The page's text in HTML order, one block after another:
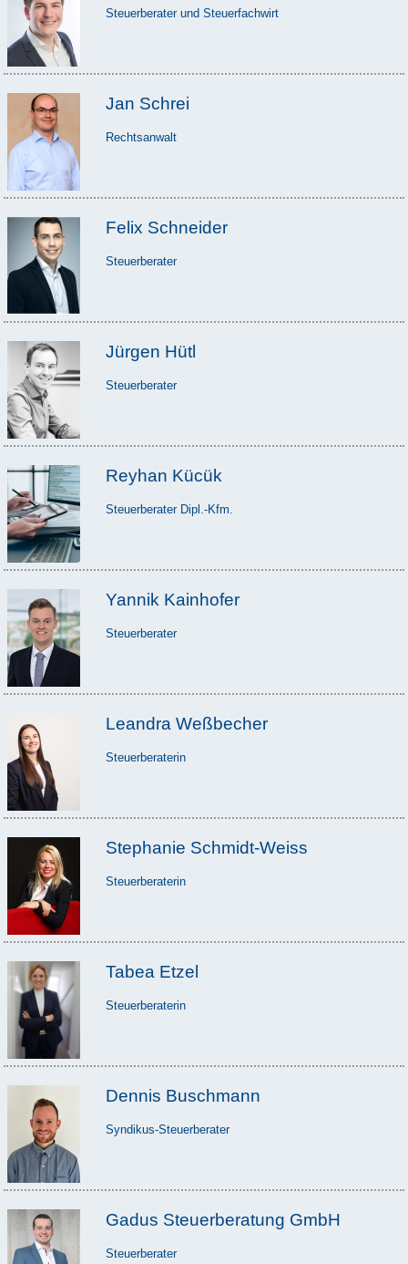
Steuerberater und Steuerfachwirt
Jan Schrei
Rechtsanwalt
Felix Schneider
Steuerberater
Jürgen Hütl
Steuerberater
Reyhan Kücük
Steuerberater Dipl.-Kfm.
Yannik Kainhofer
Steuerberater
Leandra Weßbecher
Steuerberaterin
Stephanie Schmidt-Weiss
Steuerberaterin
Tabea Etzel
Steuerberaterin
Dennis Buschmann
Syndikus-Steuerberater
Gadus Steuerberatung GmbH
Steuerberater